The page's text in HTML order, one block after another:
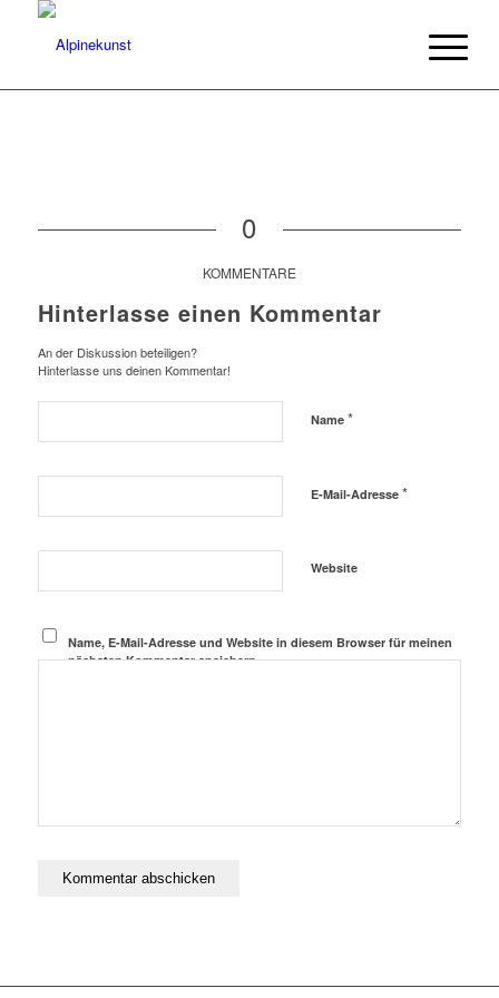
0
KOMMENTARE
Hinterlasse einen Kommentar
An der Diskussion beteiligen?
Hinterlasse uns deinen Kommentar!
Name *
E-Mail-Adresse *
Website
Name, E-Mail-Adresse und Website in diesem Browser für meinen
nächsten Kommentar speichern.